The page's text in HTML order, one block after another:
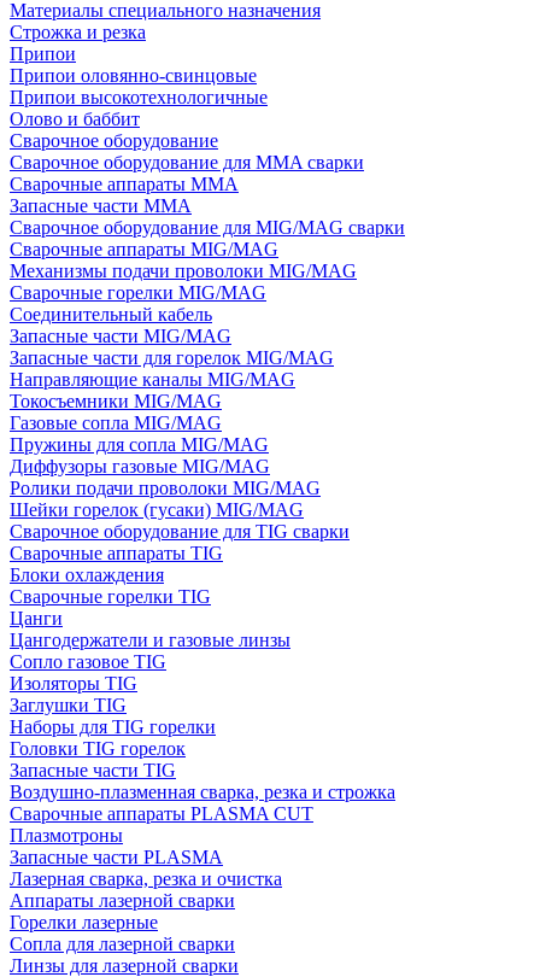
Материалы специального назначения
Строжка и резка
Припои
Припои оловянно-свинцовые
Припои высокотехнологичные
Олово и баббит
Сварочное оборудование
Сварочное оборудование для MMA сварки
Сварочные аппараты MMA
Запасные части MMA
Сварочное оборудование для MIG/MAG сварки
Сварочные аппараты MIG/MAG
Механизмы подачи проволоки MIG/MAG
Сварочные горелки MIG/MAG
Соединительный кабель
Запасные части MIG/MAG
Запасные части для горелок MIG/MAG
Направляющие каналы MIG/MAG
Токосъемники MIG/MAG
Газовые сопла MIG/MAG
Пружины для сопла MIG/MAG
Диффузоры газовые MIG/MAG
Ролики подачи проволоки MIG/MAG
Шейки горелок (гусаки) MIG/MAG
Сварочное оборудование для TIG сварки
Сварочные аппараты TIG
Блоки охлаждения
Сварочные горелки TIG
Цанги
Цангодержатели и газовые линзы
Сопло газовое TIG
Изоляторы TIG
Заглушки TIG
Наборы для TIG горелки
Головки TIG горелок
Запасные части TIG
Воздушно-плазменная сварка, резка и строжка
Сварочные аппараты PLASMA CUT
Плазмотроны
Запасные части PLASMA
Лазерная сварка, резка и очистка
Аппараты лазерной сварки
Горелки лазерные
Сопла для лазерной сварки
Линзы для лазерной сварки